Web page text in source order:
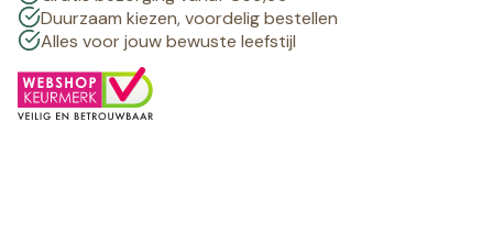
Duurzaam kiezen, voordelig bestellen
Alles voor jouw bewuste leefstijl